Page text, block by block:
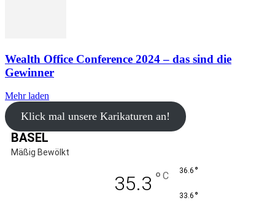
Wealth Office Conference 2024 – das sind die
Gewinner
Mehr laden
Klick mal unsere Karikaturen an!
BASEL
Mäßig Bewölkt
35.3 ° C 36.6 °
33.6 °